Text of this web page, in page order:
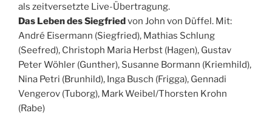
als zeitversetzte Live-Übertragung.
Das Leben des Siegfriedvon John von Düffel. Mit:
André Eisermann (Siegfried), Mathias Schlung
(Seefred), Christoph Maria Herbst (Hagen), Gustav
Peter Wöhler (Gunther), Susanne Bormann (Kriemhild),
Nina Petri (Brunhild), Inga Busch (Frigga), Gennadi
Vengerov (Tuborg), Mark Weibel/Thorsten Krohn
(Rabe)